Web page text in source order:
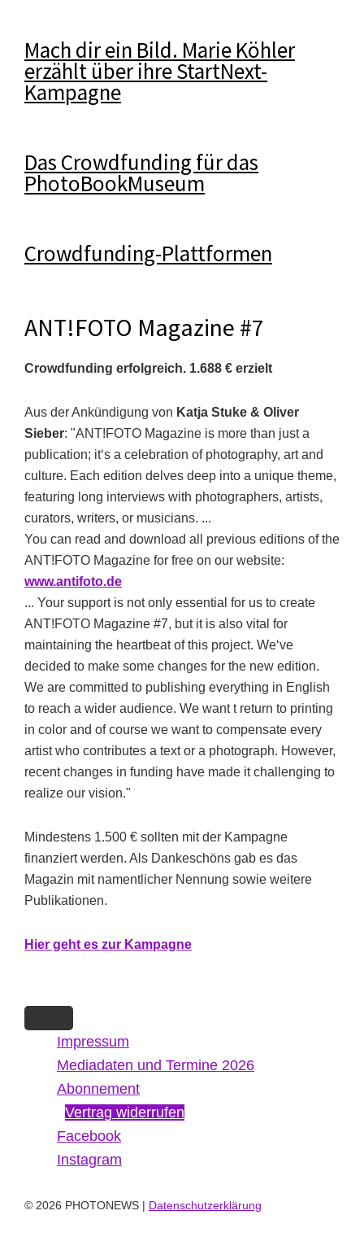
Mach dir ein Bild. Marie Köhler
erzählt über ihre StartNext-
Kampagne
Das Crowdfunding für das
PhotoBookMuseum
Crowdfunding-Plattformen
ANT!FOTO Magazine #7
Crowdfunding erfolgreich. 1.688 € erzielt
Aus der Ankündigung von Katja Stuke & Oliver
Sieber: "ANT!FOTO Magazine is more than just a
publication; it‘s a celebration of photography, art and
culture. Each edition delves deep into a unique theme,
featuring long interviews with photographers, artists,
curators, writers, or musicians. ...
You can read and download all previous editions of the
ANT!FOTO Magazine for free on our website:
www.antifoto.de
... Your support is not only essential for us to create
ANT!FOTO Magazine #7, but it is also vital for
maintaining the heartbeat of this project. We‘ve
decided to make some changes for the new edition.
We are committed to publishing everything in English
to reach a wider audience. We want t return to printing
in color and of course we want to compensate every
artist who contributes a text or a photograph. However,
recent changes in funding have made it challenging to
realize our vision."
Mindestens 1.500 € sollten mit der Kampagne
finanziert werden. Als Dankeschöns gab es das
Magazin mit namentlicher Nennung sowie weitere
Publikationen.
Hier geht es zur Kampagne
Impressum
Mediadaten und Termine 2026
Abonnement
Vertrag widerrufen
Facebook
Instagram
© 2026 PHOTONEWS | Datenschutzerklärung